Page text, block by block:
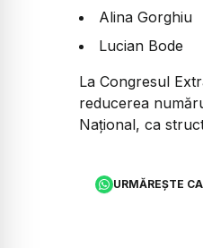
Alina Gorghiu
Lucian Bode
La Congresul
reducerea
Naţional, ca
URMĂREȘTE